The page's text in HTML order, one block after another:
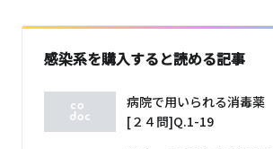
感染系を購入すると読める記事
病院で用いられる消毒薬
[２４問]Q.1-19